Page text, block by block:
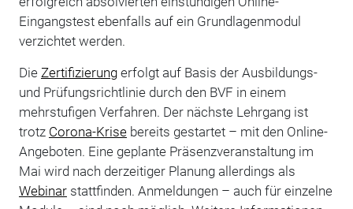
Eingangstest ebenfalls auf ein Grundlagenmodul
verzichtet werden.
Die Zertifizierungerfolgt auf Basis der Ausbildungs-
und Prüfungsrichtlinie durch den BVF in einem
mehrstufigen Verfahren. Der nächste Lehrgang ist
trotz Corona-Krisebereits gestartet – mit den Online-
Angeboten. Eine geplante Präsenzveranstaltung im
Mai wird nach derzeitiger Planung allerdings als
Webinarstattfinden. Anmeldungen – auch für einzelne